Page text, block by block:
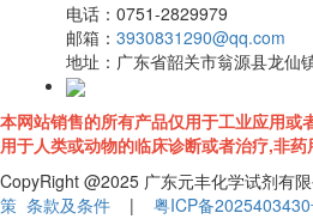
电话： 0751-2829979
邮箱： 3930831290@qq.com
地址： 广东省韶关市翁源县龙仙
本网站销售的所有产品仅用于工业应用或
用于人类或动物的临床诊断或者治疗,非药
CopyRight @2025 广东元丰化学试剂
策 条款及条件 | 粤ICP备2025403430